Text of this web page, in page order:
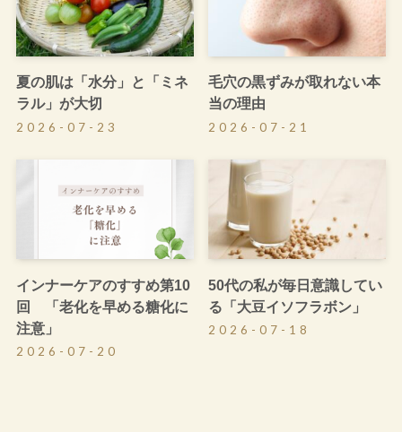
夏の肌は「水分」と「ミネ
ラル」が大切
2026-07-23
毛穴の黒ずみが取れない本
当の理由
2026-07-21
インナーケアのすすめ第10
回 「老化を早める糖化に
注意」
2026-07-20
50代の私が毎日意識してい
る「大豆イソフラボン」
2026-07-18